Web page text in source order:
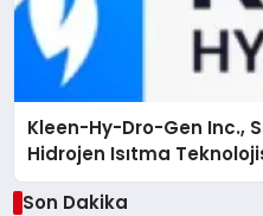
Kleen-Hy-Dro-Gen Inc.,
Hidrojen Isıtma
Düzenleyici Onaylarını
Son Dakika